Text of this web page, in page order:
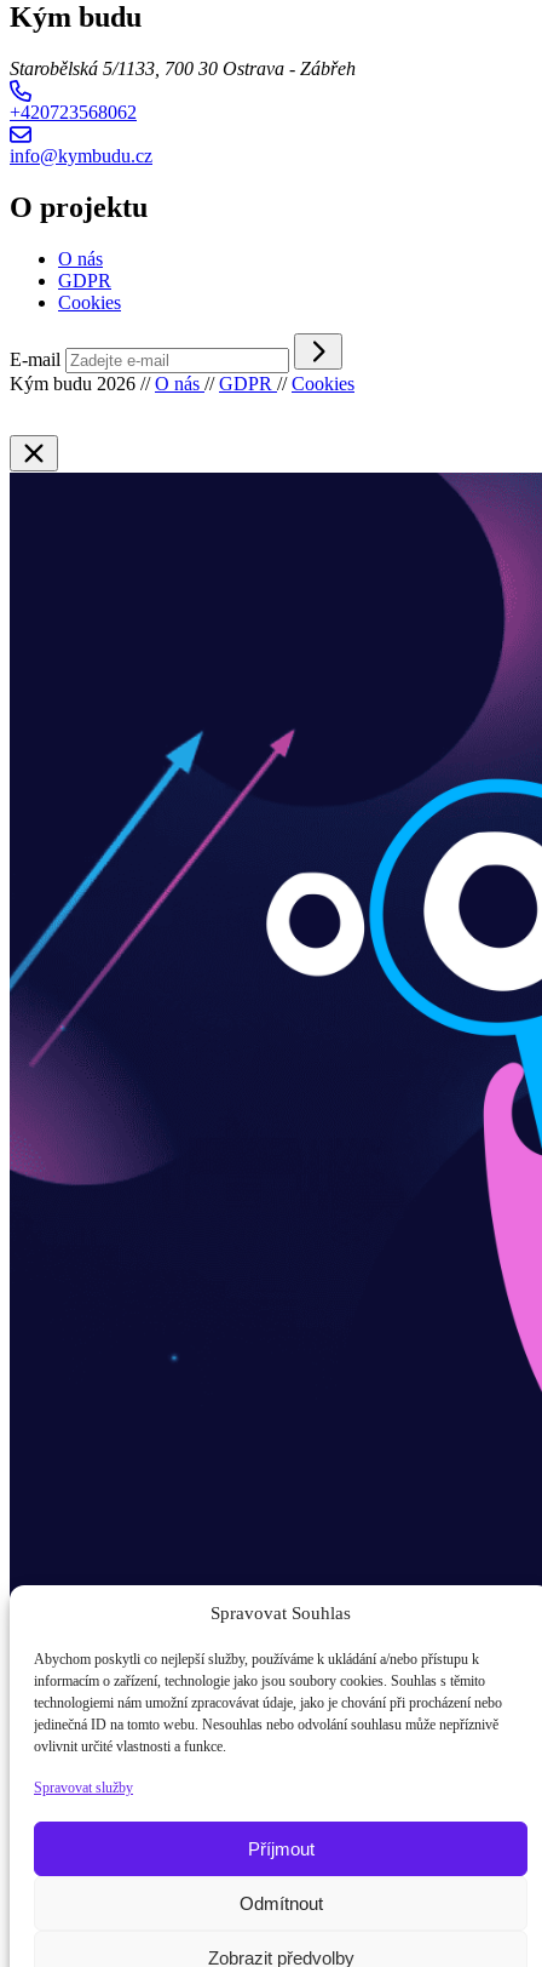
Spravovat Souhlas
Abychom poskytli co nejlepší služby, používáme k ukládání a/nebo přístupu k
informacím o zařízení, technologie jako jsou soubory cookies. Souhlas s těmito
technologiemi nám umožní zpracovávat údaje, jako je chování při procházení nebo
jedinečná ID na tomto webu. Nesouhlas nebo odvolání souhlasu může nepříznivě
ovlivnit určité vlastnosti a funkce.
Spravovat služby
Příjmout
Odmítnout
Zobrazit předvolby
Kým budu
Starobělská 5/1133, 700 30 Ostrava - Zábřeh
+420723568062
info@kymbudu.cz
O projektu
O nás
GDPR
Cookies
E-mail
Kým budu 2026 // O nás // GDPR // Cookies
Odběr novinek popup
E-mail
žák / student
Rodič
Potřebujete poradit?